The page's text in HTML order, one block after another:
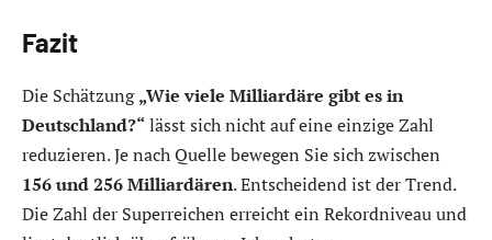
Fazit
Die Schätzung„Wie viele Milliardäre gibt es in
Deutschland?“ lässt sich nicht auf eine einzige Zahl
reduzieren. Je nach Quelle bewegen Sie sich zwischen
156 und 256 Milliardären. Entscheidend ist der Trend.
Die Zahl der Superreichen erreicht ein Rekordniveau und